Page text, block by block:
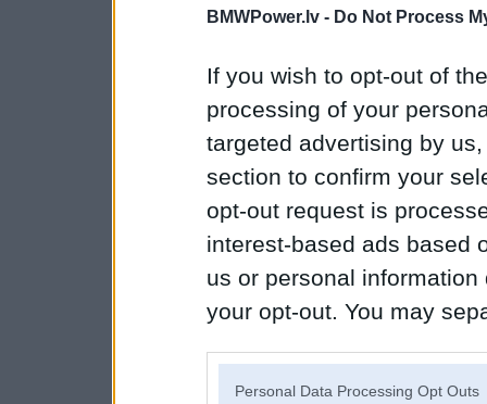
BMWPower.lv - Do Not Process
If you wish to opt-out of
processing of your
targeted advertising by
section to confirm your
opt-out request is
interest-based ads based
us or personal
your opt-out. You may
Personal Data Processing Opt Outs